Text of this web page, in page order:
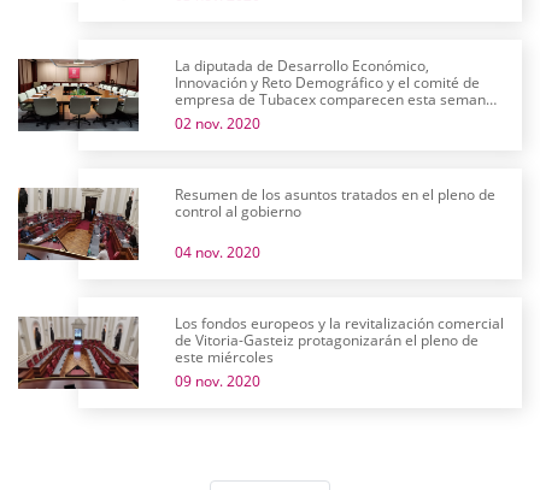
La diputada de Desarrollo Económico,
Innovación y Reto Demográfico y el comité de
empresa de Tubacex comparecen esta semana
en comisión
02 nov. 2020
Resumen de los asuntos tratados en el pleno de
control al gobierno
04 nov. 2020
Los fondos europeos y la revitalización comercial
de Vitoria-Gasteiz protagonizarán el pleno de
este miércoles
09 nov. 2020